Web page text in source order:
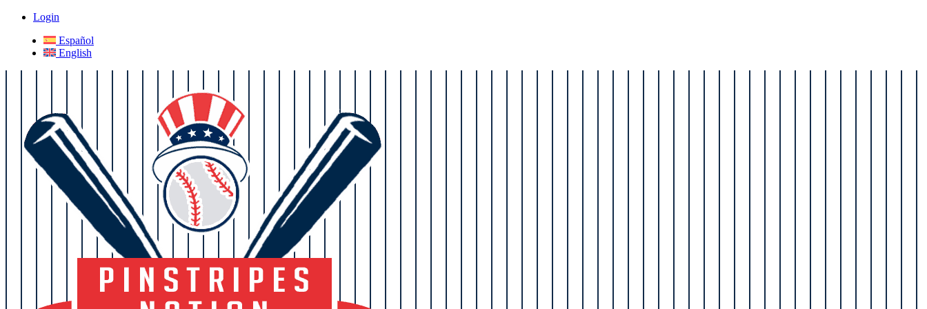
Login
Español
English